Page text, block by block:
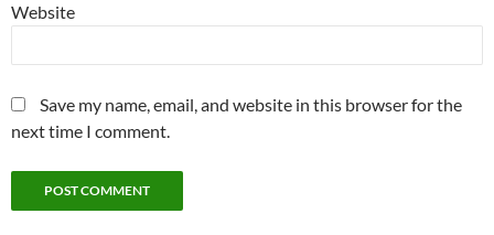
Website
Save my name, email, and website in this browser for the
next time I comment.